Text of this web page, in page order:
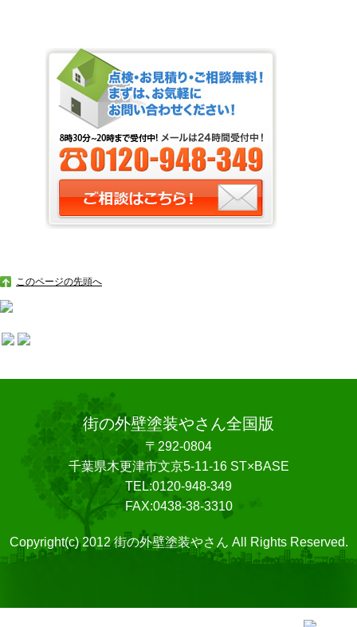
このページの先頭へ
街の外壁塗装やさん全国版
〒292-0804
千葉県木更津市文京5-11-16 ST×BASE
TEL:0120-948-349
FAX:0438-38-3310
Copyright(c) 2012 街の外壁塗装やさん All Rights Reserved.